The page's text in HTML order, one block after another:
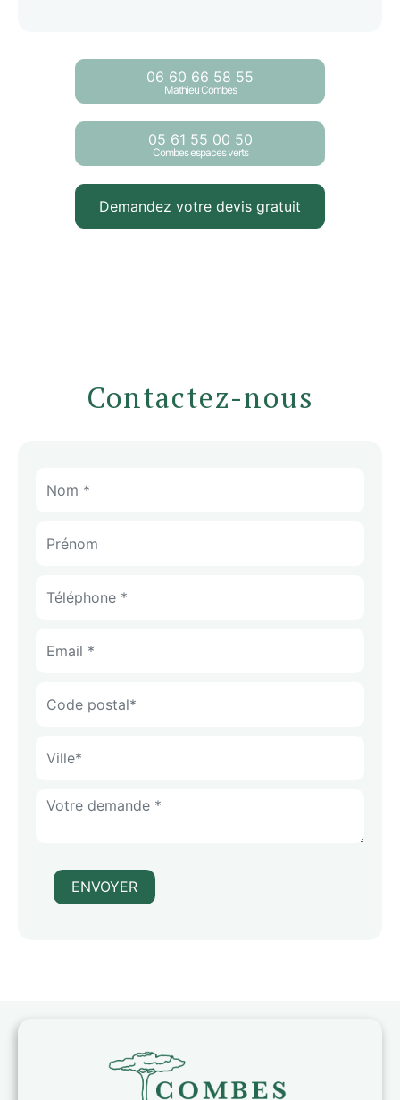
06 60 66 58 55
Mathieu Combes
05 61 55 00 50
Combes espaces verts
Demandez votre devis gratuit
Contactez-nous
ENVOYER